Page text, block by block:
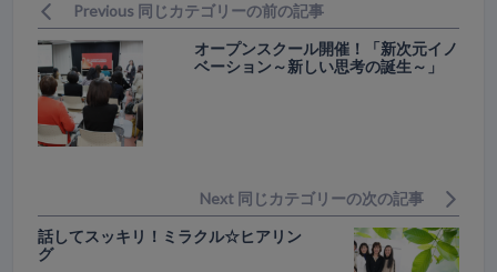
Previous 同じカテゴリーの前の記事
オープンスクール開催！「新次元イノ
ベーション～新しい思考の誕生～」
Next 同じカテゴリーの次の記事
話してスッキリ！ミラクル☆ヒアリン
グ